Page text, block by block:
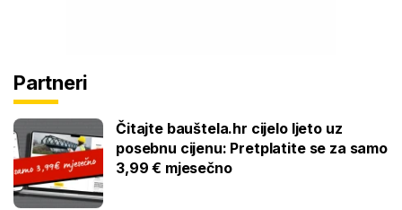
Partneri
Čitajte bauštela.hr cijelo ljeto uz
posebnu cijenu: Pretplatite se za samo
3,99 € mjesečno